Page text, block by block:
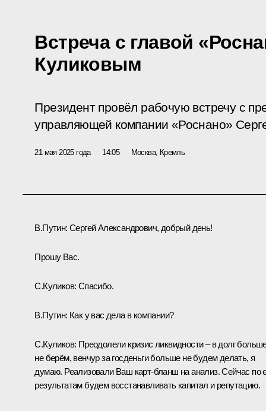
Встреча с главой
Куликовым
Президент провёл рабочую встречу с
управляющей компании «Роснано»
21 мая 2025 года 14:05 Москва, Кремль
В.Путин: Сергей Александрович, добрый день!
Прошу Вас.
С.Куликов: Спасибо.
В.Путин: Как у вас дела в компании?
С.Куликов: Преодолели кризис ликвидности – в долг
не берём, венчур за госденьги больше не будем делать, я
думаю. Реализовали Ваш карт-бланш на анализ. Сейчас по
результатам будем восстанавливать капитал и репутацию.